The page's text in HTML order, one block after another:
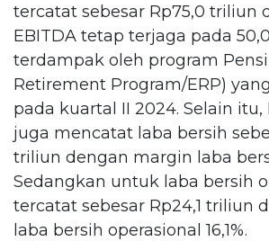
tercatat sebesar Rp75,0 triliun
EBITDA tetap terjaga pada
terdampak oleh program
Retirement Program/ERP)
pada kuartal II 2024. Selain itu,
juga mencatat laba bersih
triliun dengan margin laba
Sedangkan untuk laba bersih
tercatat sebesar Rp24,1 triliun
laba bersih operasional 16,1%.